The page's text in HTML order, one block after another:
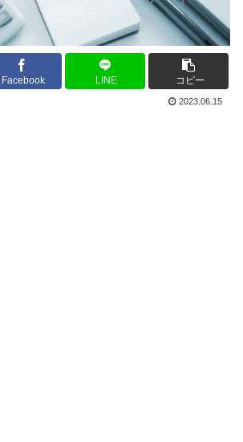
Facebook LINE コピー
2023.06.15